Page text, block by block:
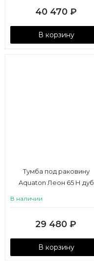
40 470 ₽
В корзину
Тумба под раковину
Aquaton Леон 65 Н дуб
В наличии
29 480 ₽
В корзину